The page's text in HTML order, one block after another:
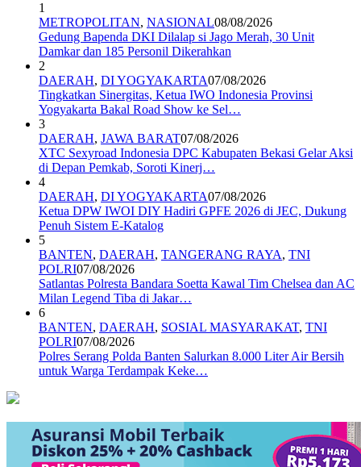
1
METROPOLITAN, NASIONAL08/08/2026
Gedung Bapenda DKI Dilalap si Jago Merah, 30 Unit
Damkar dan 185 Personil Dikerahkan
2
DAERAH, DI YOGYAKARTA07/08/2026
Tingkatkan Sinergitas, Ketua IWO Indonesia Provinsi
Yogyakarta Bakal Road Show ke Sel…
3
DAERAH, JAWA BARAT07/08/2026
XTC Sexyroad Indonesia DPC Kabupaten Bekasi Gelar Aksi
di Depan Pemkab, Soroti Kinerj…
4
DAERAH, DI YOGYAKARTA07/08/2026
Ketua DPW IWOI DIY Hadiri GPFE 2026 di JEC, Dukung
Penuh Sistem E-Katalog
5
BANTEN, DAERAH, TANGERANG RAYA, TNI
POLRI07/08/2026
Satlantas Polresta Bandara Soetta Kawal Tim Chelsea dan AC
Milan Legend Tiba di Jakar…
6
BANTEN, DAERAH, SOSIAL MASYARAKAT, TNI
POLRI07/08/2026
Polres Serang Polda Banten Salurkan 8.000 Liter Air Bersih
untuk Warga Terdampak Keke…